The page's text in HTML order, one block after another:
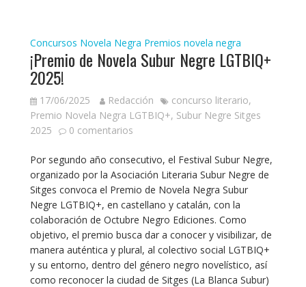
Concursos Novela Negra Premios novela negra
¡Premio de Novela Subur Negre LGTBIQ+
2025!
17/06/2025 Redacción concurso literario,
Premio Novela Negra LGTBIQ+, Subur Negre Sitges
2025
0 comentarios
Por segundo año consecutivo, el Festival Subur Negre,
organizado por la Asociación Literaria Subur Negre de
Sitges convoca el Premio de Novela Negra Subur
Negre LGTBIQ+, en castellano y catalán, con la
colaboración de Octubre Negro Ediciones. Como
objetivo, el premio busca dar a conocer y visibilizar, de
manera auténtica y plural, al colectivo social LGTBIQ+
y su entorno, dentro del género negro novelístico, así
como reconocer la ciudad de Sitges (La Blanca Subur)